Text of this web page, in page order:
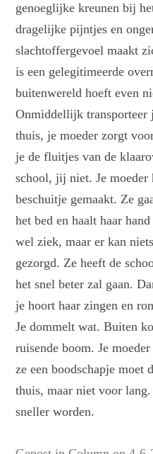
genoeglijke kreunen bij
dragelijke pijntjes en
slachtoffergevoel maakt
is een gelegitimeerde
buitenwereld hoeft even
Onmiddellijk
thuis, je moeder zorgt
je de fluitjes van de
school, jij niet. Je moeder
beschuitje gemaakt. Ze
het bed en haalt haar
wel ziek, maar er kan
gezorgd. Ze heeft de
het snel beter zal gaan.
je hoort haar zingen en
Je dommelt wat. Buiten
ruisende boom. Je
ze een boodschapje moet
thuis, maar niet voor
sneller worden.